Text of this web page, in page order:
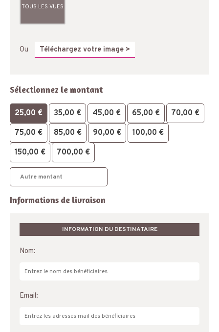
Ou Téléchargez votre image >
Sélectionnez le montant
25,00 € 35,00 € 45,00 € 65,00 € 70,00 €
75,00 € 85,00 € 90,00 € 100,00 €
150,00 € 700,00 €
Informations de livraison
INFORMATION DU DESTINATAIRE
Nom:
Email: